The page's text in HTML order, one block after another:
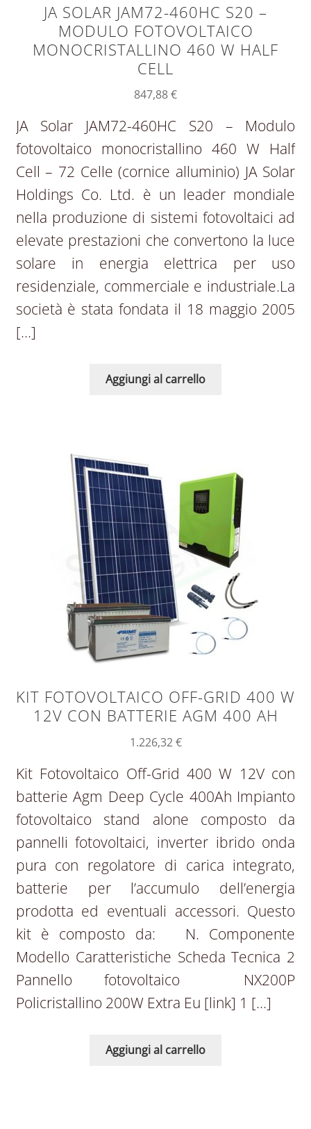
JA SOLAR JAM72-460HC S20 –
MODULO FOTOVOLTAICO
MONOCRISTALLINO 460 W HALF
CELL
847,88€
JA Solar JAM72-460HC S20 – Modulo
fotovoltaico monocristallino 460 W Half
Cell – 72 Celle (cornice alluminio) JA Solar
Holdings Co. Ltd. è un leader mondiale
nella produzione di sistemi fotovoltaici ad
elevate prestazioni che convertono la luce
solare in energia elettrica per uso
residenziale, commerciale e industriale.La
società è stata fondata il 18 maggio 2005
[…]
Aggiungi al carrello
KIT FOTOVOLTAICO OFF-GRID 400 W
12V CON BATTERIE AGM 400 AH
1.226,32€
Kit Fotovoltaico Off-Grid 400 W 12V con
batterie Agm Deep Cycle 400Ah Impianto
fotovoltaico stand alone composto da
pannelli fotovoltaici, inverter ibrido onda
pura con regolatore di carica integrato,
batterie per l’accumulo dell’energia
prodotta ed eventuali accessori. Questo
kit è composto da: N. Componente
Modello Caratteristiche Scheda Tecnica 2
Pannello fotovoltaico NX200P
Policristallino 200W Extra Eu [link] 1 […]
Aggiungi al carrello